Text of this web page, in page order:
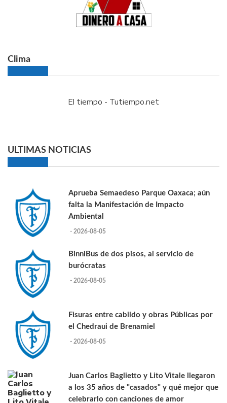
Clima
El tiempo - Tutiempo.net
ULTIMAS NOTICIAS
Aprueba Semaedeso Parque Oaxaca; aún
falta la Manifestación de Impacto
Ambiental
- 2026-08-05
BinniBus de dos pisos, al servicio de
burócratas
- 2026-08-05
Fisuras entre cabildo y obras Públicas por
el Chedraui de Brenamiel
- 2026-08-05
Juan Carlos Baglietto y Lito Vitale llegaron
a los 35 años de "casados" y qué mejor que
celebrarlo con canciones de amor